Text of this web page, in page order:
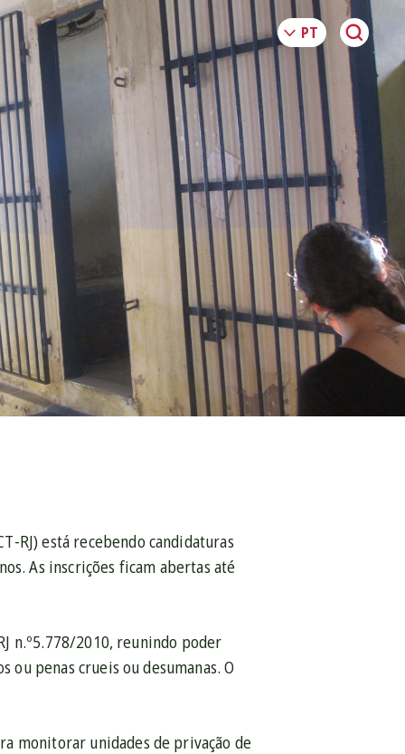
RJ) está recebendo candidaturas
As inscrições ficam abertas até
n.º5.778/2010, reunindo poder
penas crueis ou desumanas. O
monitorar unidades de privação de